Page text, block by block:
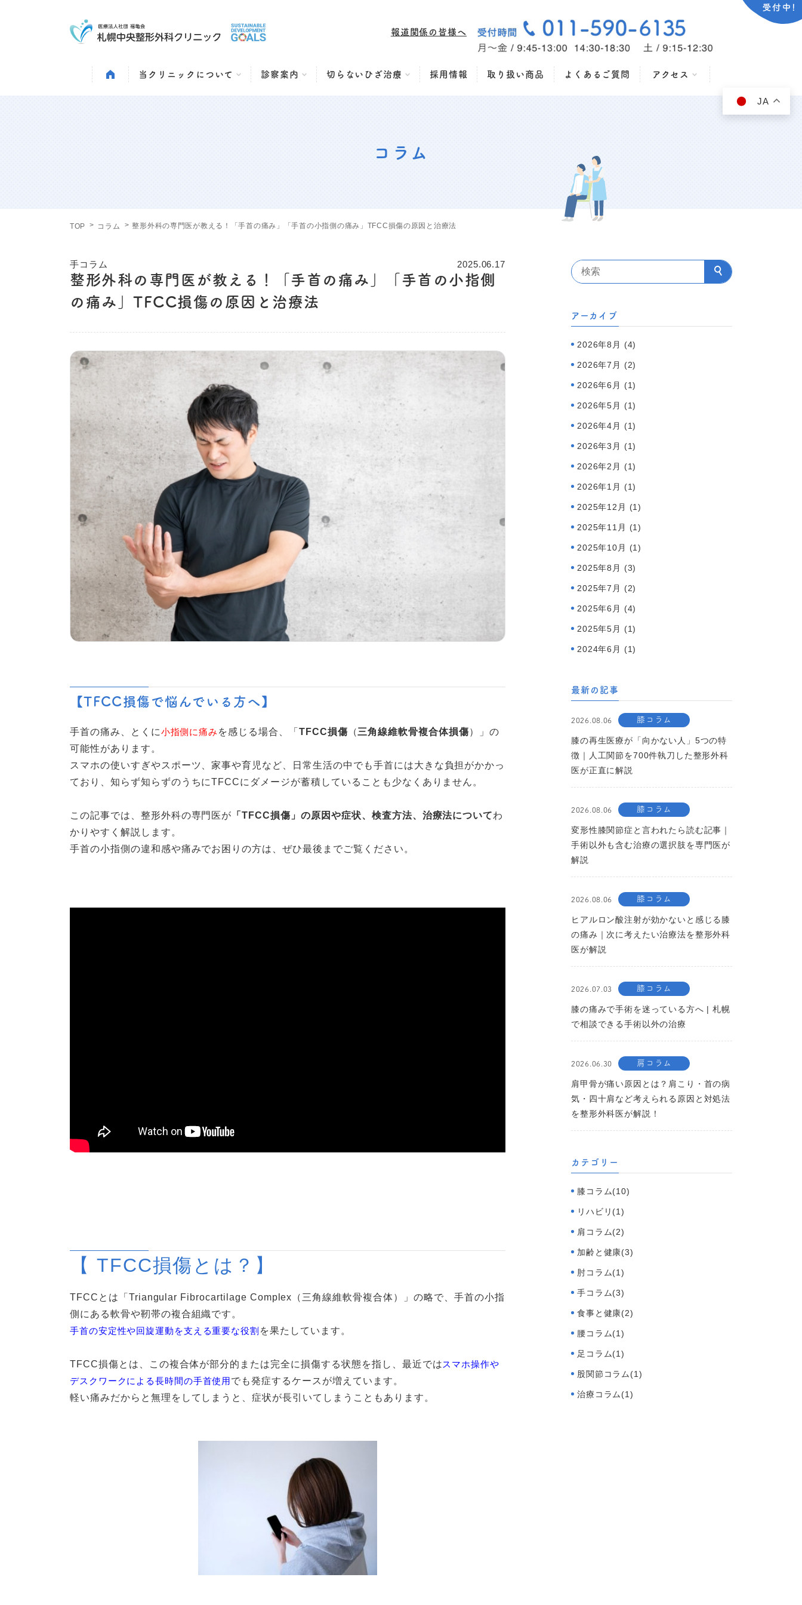
報道関係の皆様へ
当クリニックについて 診察案内 切らないひざ治療 採用情報 取り扱い商品 よくあるご質問 アクセス
コラム
TOP コラム 整形外科の専門医が教える！「手首の痛み」「手首の小指側の痛み」TFCC損傷の原因と治療法
手コラム 2025.06.17
整形外科の専門医が教える！「手首の痛み」「手首の小指側
の痛み」TFCC損傷の原因と治療法
【TFCC損傷で悩んでいる方へ】
手首の痛み、とくに小指側に痛み を感じる場合、「 TFCC損傷 （三角線維軟骨複合体損傷）」の
可能性があります。
スマホの使いすぎやスポーツ、家事や育児など、日常生活の中でも手首には大きな負担がかかっ
ており、知らず知らずのうちにTFCCにダメージが蓄積していることも少なくありません。
この記事では、整形外科の専門医が 「TFCC損傷」の原因や症状、検査方法、治療法についてわ
かりやすく解説します。
手首の小指側の違和感や痛みでお困りの方は、ぜひ最後までご覧ください。
【 TFCC損傷とは？】
TFCCとは「Triangular Fibrocartilage Complex（三角線維軟骨複合体）」の略で、手首の小指
側にある軟骨や靭帯の複合組織です。
手首の安定性や回旋運動を支える重要な役割 を果たしています。
TFCC損傷とは、この複合体が部分的または完全に損傷する状態を指し、最近ではスマホ操作や
デスクワークによる長時間の手首使用でも発症するケースが増えています。
軽い痛みだからと無理をしてしまうと、症状が長引いてしまうこともあります。
アーカイブ
2026年8月 (4)
2026年7月 (2)
2026年6月 (1)
2026年5月 (1)
2026年4月 (1)
2026年3月 (1)
2026年2月 (1)
2026年1月 (1)
2025年12月 (1)
2025年11月 (1)
2025年10月 (1)
2025年8月 (3)
2025年7月 (2)
2025年6月 (4)
2025年5月 (1)
2024年6月 (1)
最新の記事
2026.08.06 膝コラム
膝の再生医療が「向かない人」5つの特
徴｜人工関節を700件執刀した整形外科
医が正直に解説
2026.08.06 膝コラム
変形性膝関節症と言われたら読む記事｜
手術以外も含む治療の選択肢を専門医が
解説
2026.08.06 膝コラム
ヒアルロン酸注射が効かないと感じる膝
の痛み｜次に考えたい治療法を整形外科
医が解説
2026.07.03 膝コラム
膝の痛みで手術を迷っている方へ | 札幌
で相談できる手術以外の治療
2026.06.30 肩コラム
肩甲骨が痛い原因とは？肩こり・首の病
気・四十肩など考えられる原因と対処法
を整形外科医が解説！
カテゴリー
膝コラム(10)
リハビリ(1)
肩コラム(2)
加齢と健康(3)
肘コラム(1)
手コラム(3)
食事と健康(2)
腰コラム(1)
足コラム(1)
股関節コラム(1)
治療コラム(1)
JA